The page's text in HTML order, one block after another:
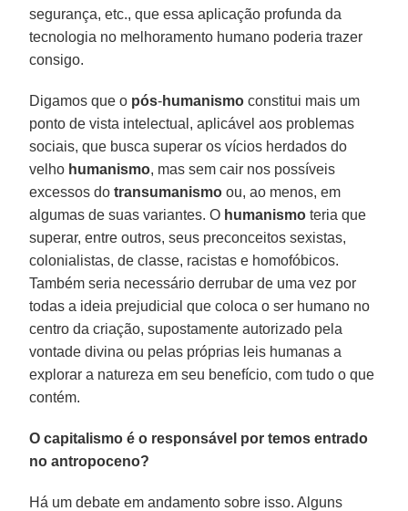
segurança, etc., que essa aplicação profunda da
tecnologia no melhoramento humano poderia trazer
consigo.
Digamos que o pós-humanismo constitui mais um
ponto de vista intelectual, aplicável aos problemas
sociais, que busca superar os vícios herdados do
velho humanismo, mas sem cair nos possíveis
excessos dotransumanismo ou, ao menos, em
algumas de suas variantes. O humanismo teria que
superar, entre outros, seus preconceitos sexistas,
colonialistas, de classe, racistas e homofóbicos.
Também seria necessário derrubar de uma vez por
todas a ideia prejudicial que coloca o ser humano no
centro da criação, supostamente autorizado pela
vontade divina ou pelas próprias leis humanas a
explorar a natureza em seu benefício, com tudo o que
contém.
O capitalismo é o responsável por temos entrado
no antropoceno?
Há um debate em andamento sobre isso. Alguns